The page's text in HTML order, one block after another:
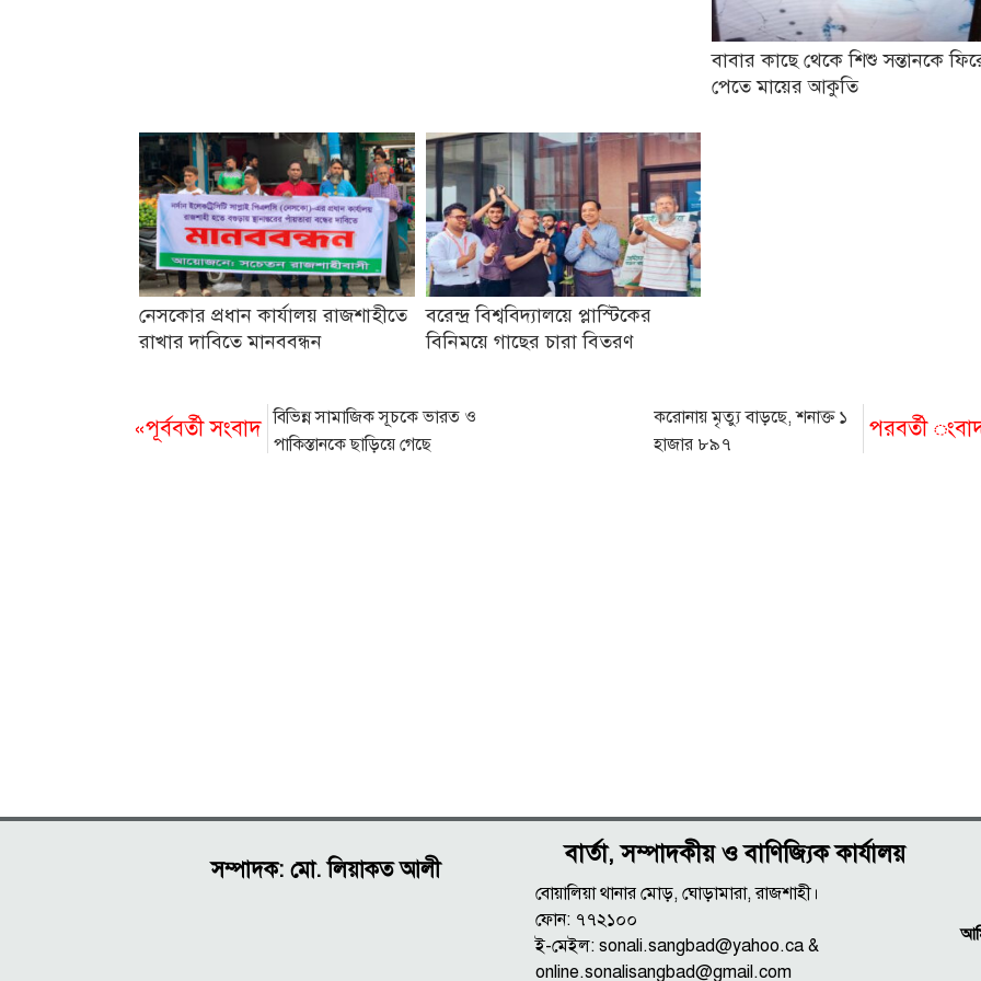
বাবার কাছে থেকে শিশু সন্তানকে
পেতে মায়ের আকুতি
নেসকোর প্রধান কার্যালয় রাজশাহীতে
রাখার দাবিতে মানববন্ধন
বরেন্দ্র বিশ্ববিদ্যালয়ে প্লাস্টিকের
বিনিময়ে গাছের চারা বিতরণ
«পূর্ববর্তী সংবাদ বিভিন্ন সামাজিক সূচকে ভারত ও
পাকিস্তানকে ছাড়িয়ে গেছে
পরবর্তী
করোনায় মৃত্যু বাড়ছে, শনাক্ত ১
হাজার ৮৯৭
সম্পাদক: মো. লিয়াকত আলী
বার্তা, সম্পাদকীয় ও বাণিজ্যিক কার্যালয়
বোয়ালিয়া থানার মোড়, ঘোড়ামারা, রাজশাহী।
ফোন: ৭৭২১০০
ই-মেইল: sonali.sangbad@yahoo.ca &
online.sonalisangbad@gmail.com